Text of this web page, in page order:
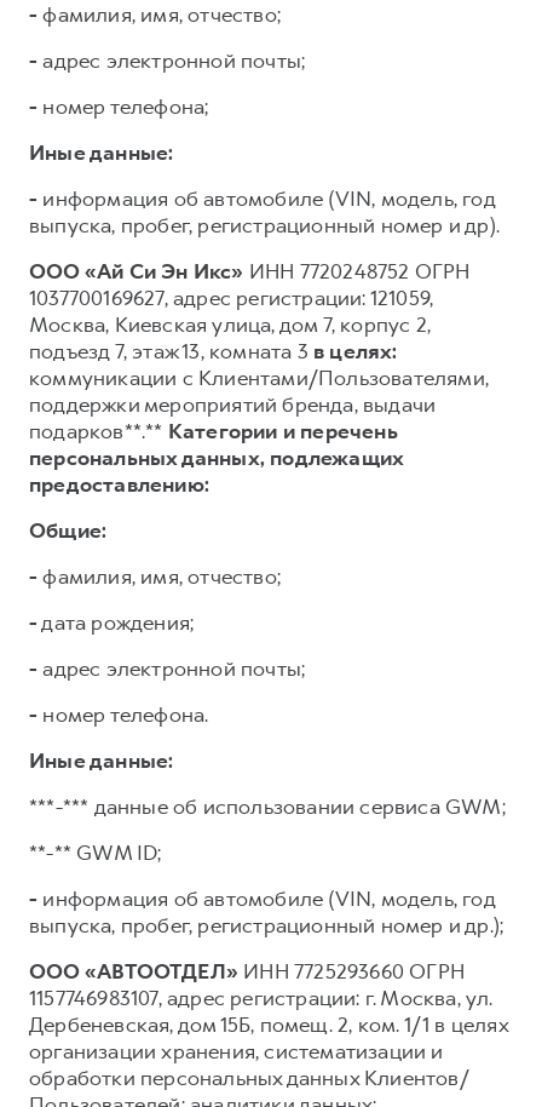
- фамилия, имя, отчество;
- адрес электронной почты;
- номер телефона;
Иные данные:
- информация об автомобиле (VIN, модель, год
выпуска, пробег, регистрационный номер и др).
ООО «Ай Си Эн Икс» ИНН 7720248752 ОГРН
1037700169627, адрес регистрации: 121059,
Москва, Киевская улица, дом 7, корпус 2,
подъезд 7, этаж 13, комната 3 в целях:
коммуникации с Клиентами/Пользователями,
поддержки мероприятий бренда, выдачи
подарков**.** Категории и перечень
персональных данных, подлежащих
предоставлению:
Общие:
- фамилия, имя, отчество;
-дата рождения;
- адрес электронной почты;
- номер телефона.
Иные данные:
***-*** данные об использовании сервиса GWM;
**-** GWM ID;
- информация об автомобиле (VIN, модель, год
выпуска, пробег, регистрационный номер и др.);
ООО «АВТООТДЕЛ» ИНН 7725293660 ОГРН
1157746983107, адрес регистрации: г. Москва, ул.
Дербеневская, дом 15Б, помещ. 2, ком. 1/1 в целях
организации хранения, систематизации и
обработки персональных данных Клиентов/